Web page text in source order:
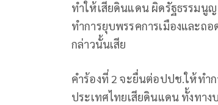
ทำให้เสียดินแดน ผิดรัฐธรรมนู
ทำการยุบพรรคการเมืองและถ
กล่าวนั้นเสีย
คำร้องที่ 2 จะยื่นต่อปปช.ให้ทำ
ประเทศไทยเสียดินแดน ทั้งทา